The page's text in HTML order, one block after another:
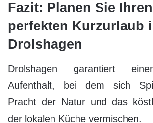
Fazit: Planen Sie Ihren
perfekten Kurzurlaub
Drolshagen
Drolshagen garantiert
Aufenthalt, bei dem sich
Pracht der Natur und das
der lokalen Küche vermischen.